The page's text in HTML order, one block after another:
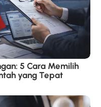
5 Cara Memilih
yang Tepat